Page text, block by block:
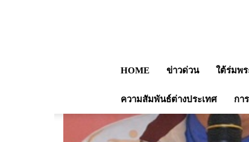
HOME ข่าวด่วน ใต้ร่มพ
ความสัมพันธ์ต่างประเทศ กา